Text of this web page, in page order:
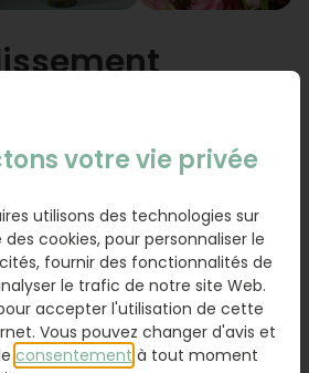
taille
votre vie privée
utilisons des technologies sur
cookies, pour personnaliser le
fournir des fonctionnalités de
le trafic de notre site Web.
accepter l'utilisation de cette
Vous pouvez changer d'avis et
consentement à tout moment